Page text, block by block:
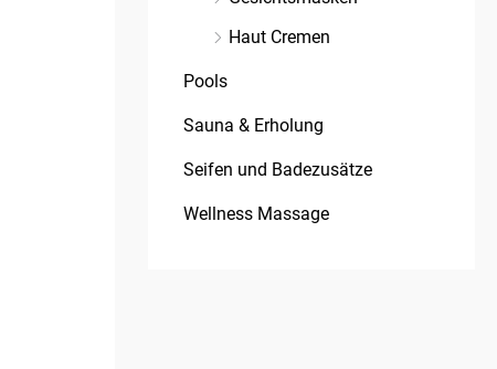
Haut Cremen
Pools
Sauna & Erholung
Seifen und Badezusätze
Wellness Massage